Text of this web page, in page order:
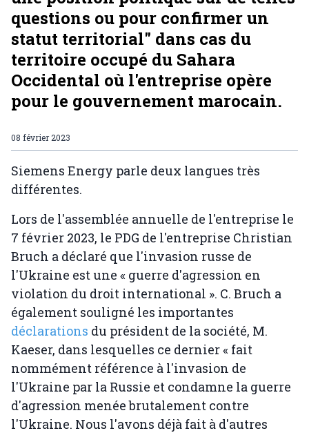
questions ou pour confirmer un
statut territorial" dans cas du
territoire occupé du Sahara
Occidental où l'entreprise opère
pour le gouvernement marocain.
08 février 2023
Siemens Energy parle deux langues très
différentes.
Lors de l'assemblée annuelle de l'entreprise le
7 février 2023, le PDG de l'entreprise Christian
Bruch a déclaré que l'invasion russe de
l'Ukraine est une « guerre d'agression en
violation du droit international ». C. Bruch a
également souligné les importantes
déclarations du président de la société, M.
Kaeser, dans lesquelles ce dernier « fait
nommément référence à l'invasion de
l'Ukraine par la Russie et condamne la guerre
d'agression menée brutalement contre
l'Ukraine. Nous l'avons déjà fait à d'autres